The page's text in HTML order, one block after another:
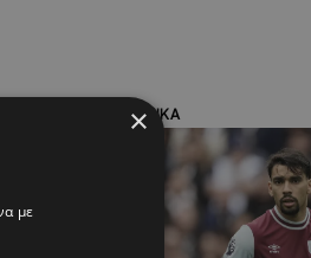
ΑΘΛΗΤΙΚΑ
×
με